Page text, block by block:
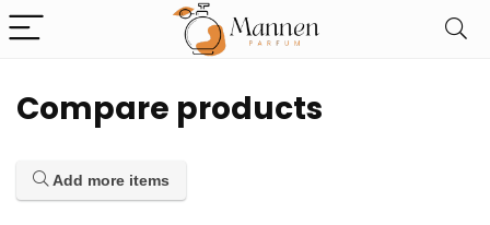
Compare products
Add more items